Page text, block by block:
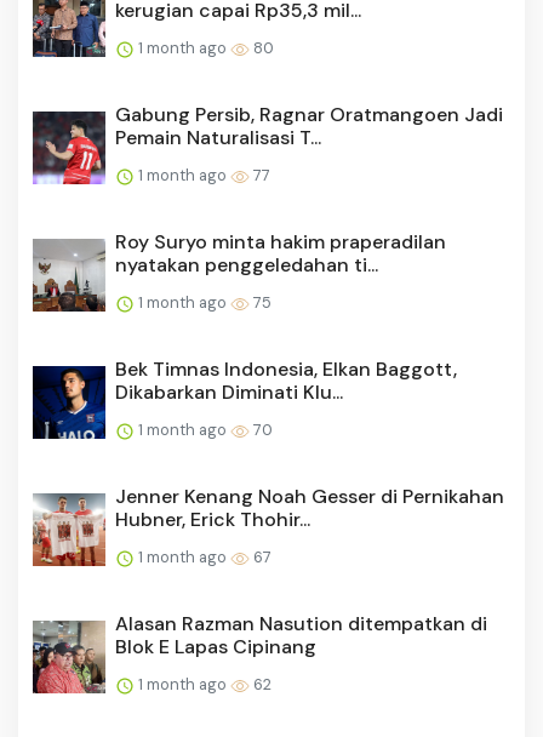
kerugian capai Rp35,3 mil...
1 month ago 80
Gabung Persib, Ragnar Oratmangoen Jadi
Pemain Naturalisasi T...
1 month ago 77
Roy Suryo minta hakim praperadilan
nyatakan penggeledahan ti...
1 month ago 75
Bek Timnas Indonesia, Elkan Baggott,
Dikabarkan Diminati Klu...
1 month ago 70
Jenner Kenang Noah Gesser di Pernikahan
Hubner, Erick Thohir...
1 month ago 67
Alasan Razman Nasution ditempatkan di
Blok E Lapas Cipinang
1 month ago 62